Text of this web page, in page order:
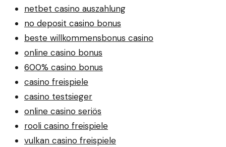
netbet casino auszahlung
no deposit casino bonus
beste willkommensbonus casino
online casino bonus
600% casino bonus
casino freispiele
casino testsieger
online casino seriös
rooli casino freispiele
vulkan casino freispiele